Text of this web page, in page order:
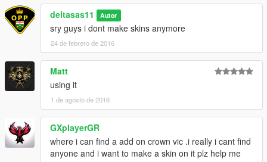
deltasas11 Autor
sry guys i dont make skins anymore
24 de febrero de 2016
Matt
using it
1 de agosto de 2016
GXplayerGR
where i can find a add on crown vic .i really i cant find
anyone and i want to make a skin on it plz help me